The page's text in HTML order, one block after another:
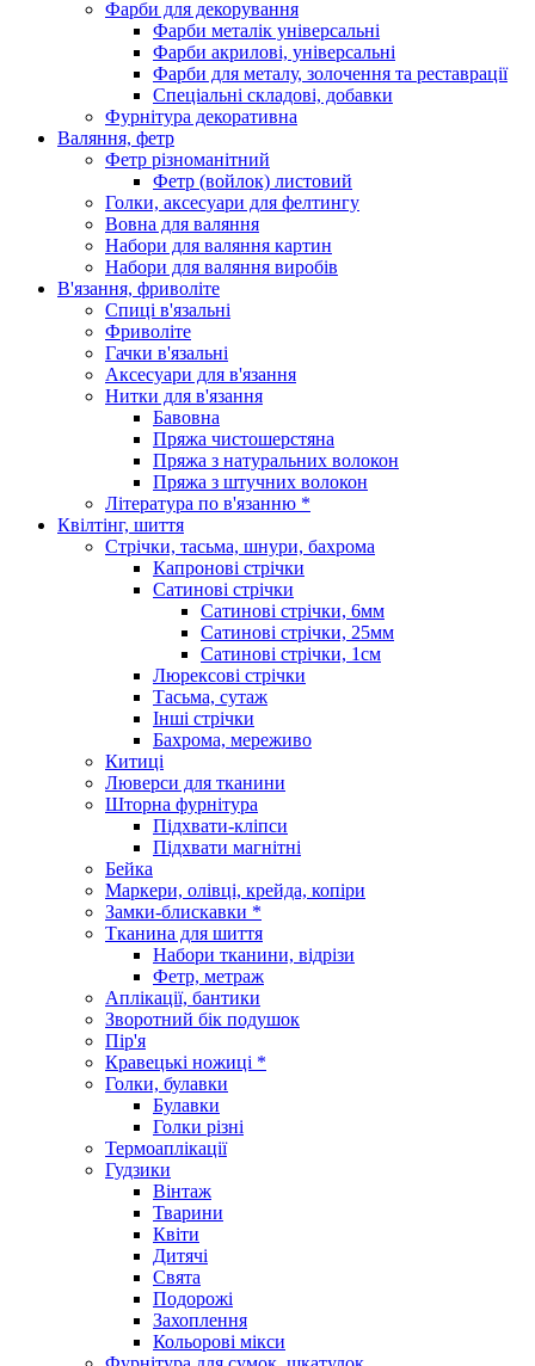
Фарби для декорування
Фарби металік універсальні
Фарби акрилові, універсальні
Фарби для металу, золочення та реставрації
Спеціальні складові, добавки
Фурнітура декоративна
Валяння, фетр
Фетр різноманітний
Фетр (войлок) листовий
Голки, аксесуари для фелтингу
Вовна для валяння
Набори для валяння картин
Набори для валяння виробів
В'язання, фриволіте
Спиці в'язальні
Фриволіте
Гачки в'язальні
Аксесуари для в'язання
Нитки для в'язання
Бавовна
Пряжа чистошерстяна
Пряжа з натуральних волокон
Пряжа з штучних волокон
Література по в'язанню *
Квілтінг, шиття
Стрічки, тасьма, шнури, бахрома
Капронові стрічки
Сатинові стрічки
Сатинові стрічки, 6мм
Сатинові стрічки, 25мм
Сатинові стрічки, 1см
Люрексові стрічки
Тасьма, сутаж
Інші стрічки
Бахрома, мереживо
Китиці
Люверси для тканини
Шторна фурнітура
Підхвати-кліпси
Підхвати магнітні
Бейка
Маркери, олівці, крейда, копіри
Замки-блискавки *
Тканина для шиття
Набори тканини, відрізи
Фетр, метраж
Аплікації, бантики
Зворотний бік подушок
Пір'я
Кравецькі ножиці *
Голки, булавки
Булавки
Голки різні
Термоаплікації
Гудзики
Вінтаж
Тварини
Квіти
Дитячі
Свята
Подорожі
Захоплення
Кольорові мікси